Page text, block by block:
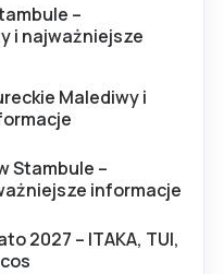
–
i najważniejsze
Malediwy i
Stambule –
informacje
2027 – ITAKA, TUI,